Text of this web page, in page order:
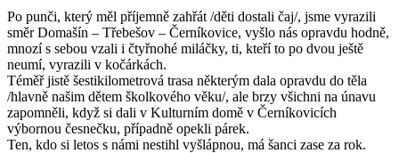
Po punči, který měl příjemně zahřát /děti dostali čaj/, jsme vyrazili
směr Domašín – Třebešov – Černíkovice, vyšlo nás opravdu hodně,
mnozí s sebou vzali i čtyřnohé miláčky, ti, kteří to po dvou ještě
neumí, vyrazili v kočárkách.
Téměř jistě šestikilometrová trasa některým dala opravdu do těla
/hlavně našim dětem školkového věku/, ale brzy všichni na únavu
zapomněli, když si dali v Kulturním domě v Černíkovicích
výbornou česnečku, případně opekli párek.
Ten, kdo si letos s námi nestihl vyšlápnou, má šanci zase za rok.​